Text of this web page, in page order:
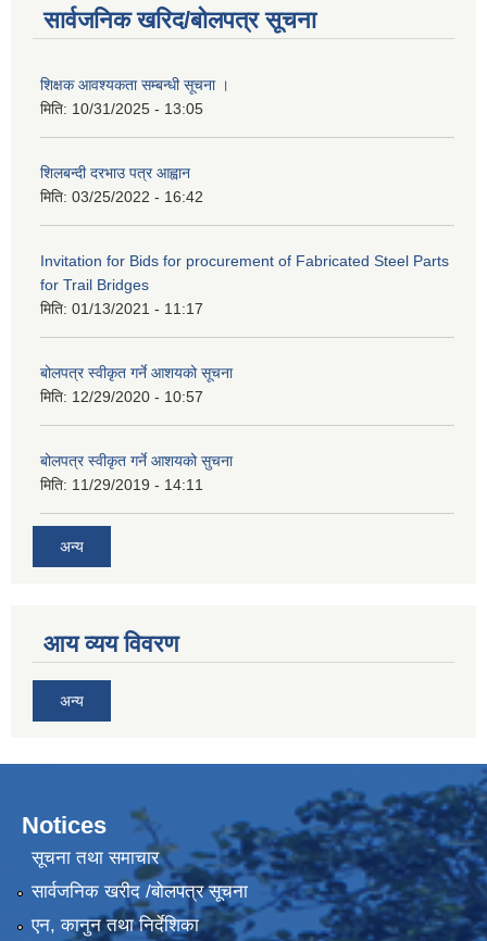
सार्वजनिक खरिद/बोलपत्र सूचना
शिक्षक आवश्यकता सम्बन्धी सूचना ।
मिति: 10/31/2025 - 13:05
शिलबन्दी दरभाउ पत्र आह्वान
मिति: 03/25/2022 - 16:42
Invitation for Bids for procurement of Fabricated Steel Parts
for Trail Bridges
मिति: 01/13/2021 - 11:17
बोलपत्र स्वीकृत गर्ने आशयको सूचना
मिति: 12/29/2020 - 10:57
बोलपत्र स्वीकृत गर्ने आशयको सुचना
मिति: 11/29/2019 - 14:11
अन्य
आय व्यय विवरण
अन्य
Notices
सूचना तथा समाचार
सार्वजनिक खरीद /बोलपत्र सूचना
एन, कानुन तथा निर्देशिका